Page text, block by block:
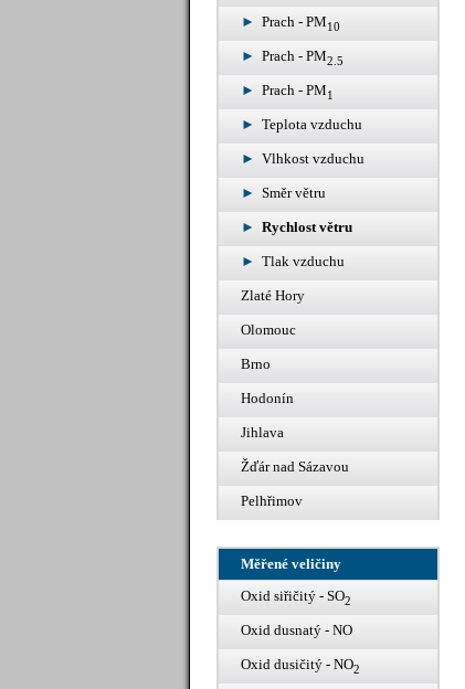
Prach - PM10
Prach - PM2.5
Prach - PM1
Teplota vzduchu
Vlhkost vzduchu
Směr větru
Rychlost větru
Tlak vzduchu
Zlaté Hory
Olomouc
Brno
Hodonín
Jihlava
Žďár nad Sázavou
Pelhřimov
Měřené veličiny
Oxid siřičitý - SO2
Oxid dusnatý - NO
Oxid dusičitý - NO2